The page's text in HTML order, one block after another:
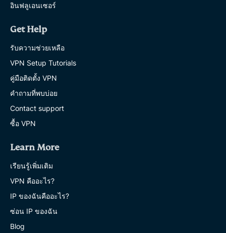
อินฟลูเอนเซอร์
Get Help
รับความช่วยเหลือ
VPN Setup Tutorials
คู่มือติดตั้ง VPN
คำถามที่พบบ่อย
Contact support
ซื้อ VPN
Learn More
เรียนรู้เพิ่มเติม
VPN คืออะไร?
IP ของฉันคืออะไร?
ซ่อน IP ของฉัน
Blog